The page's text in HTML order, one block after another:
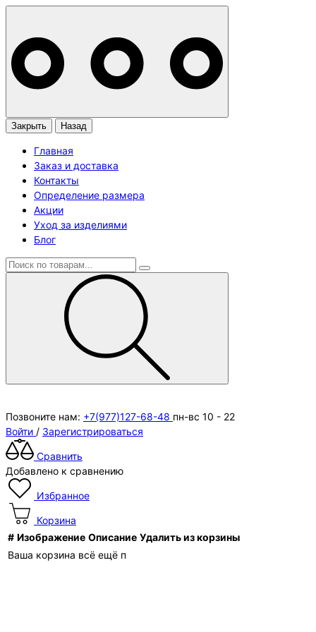
Закрыть Назад
Главная
Заказ и доставка
Контакты
Определение размера
Акции
Уход за изделиями
Блог
Позвоните нам: +7(977)127-68-48 пн-вс 10 - 22
Войти / Зарегистрироваться
Сравнить
Добавлено к сравнению
Избранное
Корзина
# Изображение Описание Удалить из корзины
Ваша корзина всё ещё п